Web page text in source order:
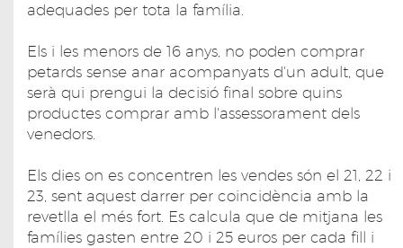
adequades per tota la família.
Els i les menors de 16 anys, no poden comprar
petards sense anar acompanyats d'un adult, que
serà qui prengui la decisió final sobre quins
productes comprar amb l'assessorament dels
venedors.
Els dies on es concentren les vendes són el 21, 22 i
23, sent aquest darrer per coincidència amb la
revetlla el més fort. Es calcula que de mitjana les
famílies gasten entre 20 i 25 euros per cada fill i